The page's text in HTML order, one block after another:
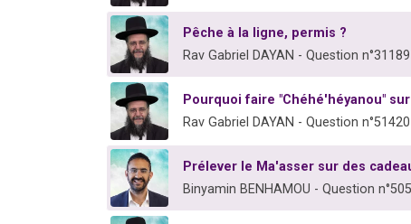
Pêche à la ligne, permis ?
Rav Gabriel DAYAN - Question n°31189
Pourquoi faire "Chéhé'héyanou"
Rav Gabriel DAYAN - Question n°51420
Prélever le Ma'asser sur des
Binyamin BENHAMOU - Question